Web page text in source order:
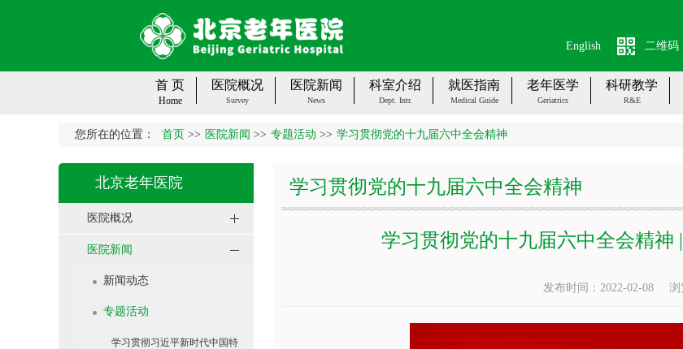
二维码
English
首 页
Home
医院概况
Survey
医院新闻
News
科室介绍
Dept. Intr.
就医指南
Medical Guide
老年医学
Geriatrics
科研教学
R&E
您所在的位置： 首页 >> 医院新闻 >> 专题活动 >> 学习贯彻党的十九届六中全会精神
北京老年医院
医院概况
医院新闻
新闻动态
专题活动
学习贯彻习近平新时代中国特
学习贯彻党的十九届六中全会精神
学习贯彻党的十九届六中全会精神
发布时间：2022-02-08 浏